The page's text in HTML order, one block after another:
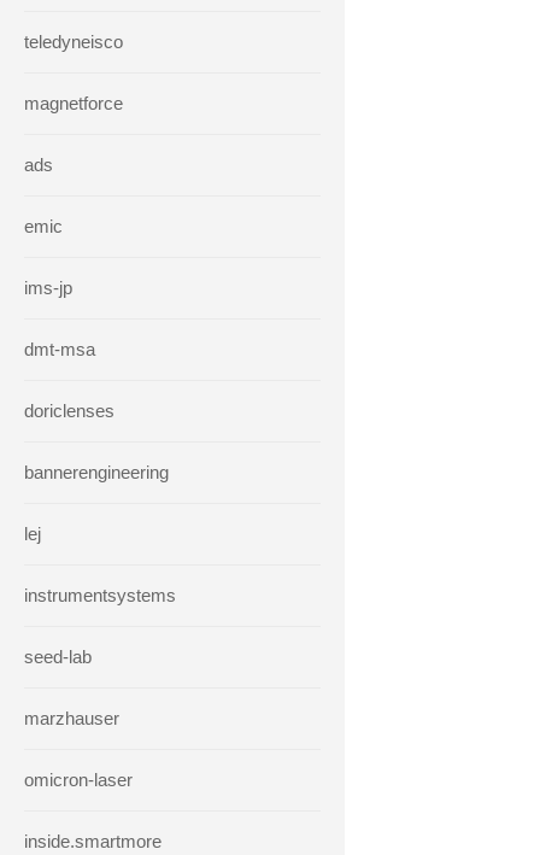
teledyneisco
magnetforce
ads
emic
ims-jp
dmt-msa
doriclenses
bannerengineering
lej
instrumentsystems
seed-lab
marzhauser
omicron-laser
inside.smartmore